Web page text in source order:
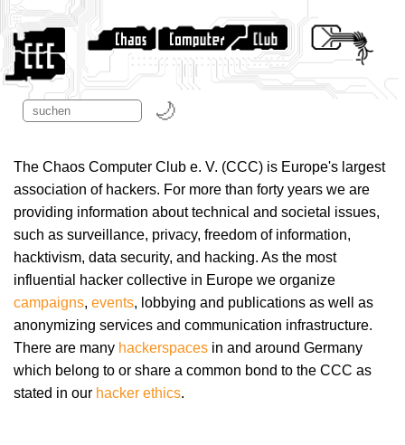
The Chaos Computer Club e. V. (CCC) is Europe's largest
association of hackers. For more than forty years we are
providing information about technical and societal issues,
such as surveillance, privacy, freedom of information,
hacktivism, data security, and hacking. As the most
influential hacker collective in Europe we organize
campaigns, events, lobbying and publications as well as
anonymizing services and communication infrastructure.
There are many hackerspaces in and around Germany
which belong to or share a common bond to the CCC as
stated in our hacker ethics.